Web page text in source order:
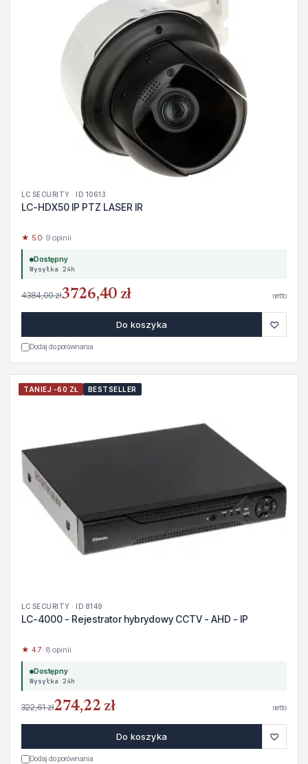
LC SECURITY · ID 10613
LC-HDX50 IP PTZ LASER IR
★ 5.0· 9 opinii
Dostępny
Wysyłka 24h
4384,00 zł3726,40 zł netto
Do koszyka ♡
Dodaj do porównania
TANIEJ -60 ZŁ BESTSELLER
LC SECURITY · ID 8149
LC-4000 - Rejestrator hybrydowy CCTV - AHD - IP
★ 4.7· 8 opinii
Dostępny
Wysyłka 24h
322,61 zł274,22 zł netto
Do koszyka ♡
Dodaj do porównania